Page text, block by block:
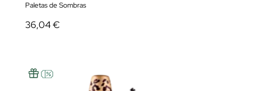
Paletas de Sombras
36,04 €